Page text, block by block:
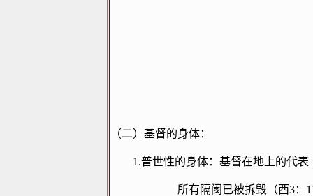
（二）基督的身体：
1.普世性的身体：基督在地上的代表
所有隔阂已被拆毁（西3：